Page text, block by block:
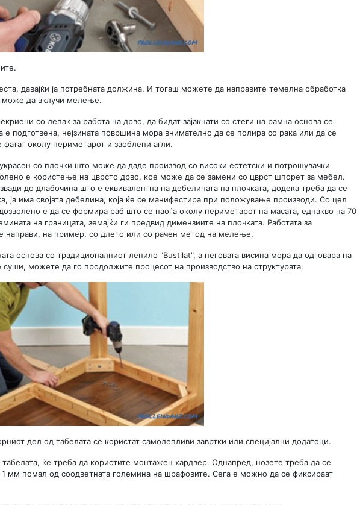
давајќи ја потребната должина. И тогаш можете да направите темелна обработка
може да вклучи мелење.
со лепак за работа на дрво, да бидат зајакнати со стеги на рамна основа се
подготвена, нејзината површина мора внимателно да се полира со рака или да се
околу периметарот и заоблени агли.
со плочки што може да даде производ со високи естетски и потрошувачки
е користење на цврсто дрво, кое може да се замени со цврст шпорет за мебел.
до длабочина што е еквивалентна на дебелината на плочката, додека треба да се
ја има својата дебелина, која ќе се манифестира при положување производи. Со цел
е да се формира раб што се наоѓа околу периметарот на масата, еднакво на 70
на границата, земајќи ги предвид димензиите на плочката. Работата за
направи, на пример, со длето или со рачен метод на мелење.
основа со традиционалниот лепило "Bustilat", а неговата висина мора да одговара на
можете да го продолжите процесот на производство на структурата.
дел од табелата се користат самолепливи завртки или специјални додатоци.
ќе треба да користите монтажен хардвер. Однапред, нозете треба да се
1 мм помал од соодветната големина на шрафовите. Сега е можно да се фиксираат